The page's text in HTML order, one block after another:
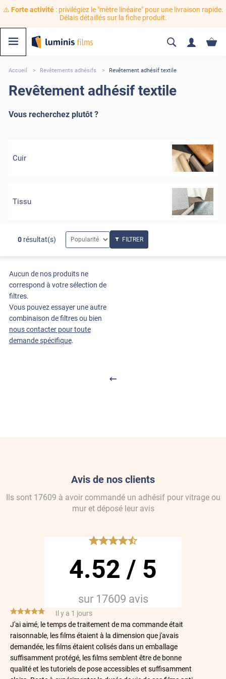
⚠️ Forte activité: privilégiez le "mètre linéaire" pour une livraison rapide.
Délais détaillés sur la fiche produit.
Accueil Revêtements adhésifs Revêtement adhésif textile
Revêtement adhésif textile
Vous recherchez plutôt ?
Cuir
Tissu
0 résultat(s) FILTRER
Aucun de nos produits ne
correspond à votre sélection de
filtres.
Vous pouvez essayer une autre
combinaison de filtres ou bien
nous contacter pour toute
demande spécifique.
Avis de nos clients
Ils sont 17609 à avoir commandé un adhésif pour vitrage ou
muret déposé leur avis
*****
4.52 / 5
sur 17609 avis
*****
J'ai aimé, le temps de traitement de ma commande était
raisonnable, les films étaient à la dimension que j'avais
demandée, les films étaient colisés dans un emballage
suffisamment protégé, les films semblent être de bonne
qualité et les tutoriels de pose accessibles et suffisamment
Il y a 1 jours